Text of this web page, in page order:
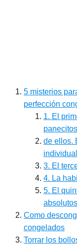
5 misterios
perfección
1. El
de ellos.
3. El
4. La
5. El
Como
congelados
Torrar los